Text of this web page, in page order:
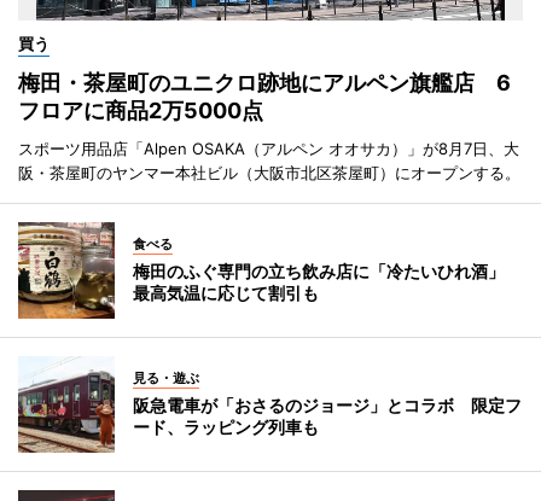
買う
梅田・茶屋町のユニクロ跡地にアルペン旗艦店 6
フロアに商品2万5000点
スポーツ用品店「Alpen OSAKA（アルペン オオサカ）」が8月7日、大
阪・茶屋町のヤンマー本社ビル（大阪市北区茶屋町）にオープンする。
食べる
梅田のふぐ専門の立ち飲み店に「冷たいひれ酒」
最高気温に応じて割引も
見る・遊ぶ
阪急電車が「おさるのジョージ」とコラボ 限定フ
ード、ラッピング列車も